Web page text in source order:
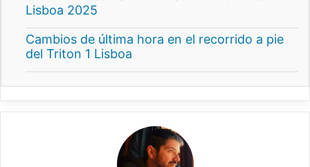
Lisboa 2025
Cambios de última hora en el recorrido a pie
del Triton 1 Lisboa